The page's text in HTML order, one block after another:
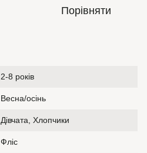
Порівняти
2-8 років
Весна/осінь
Дівчата, Хлопчики
Фліс